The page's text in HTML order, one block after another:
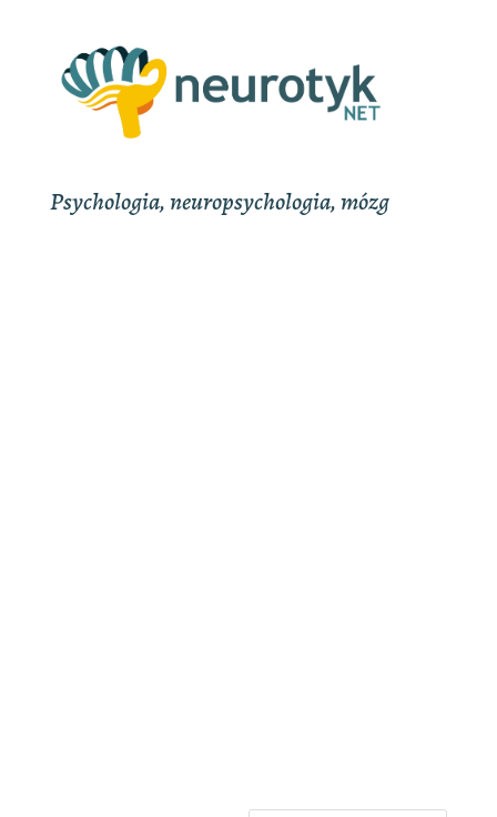
Psychologia, neuropsychologia, mózg